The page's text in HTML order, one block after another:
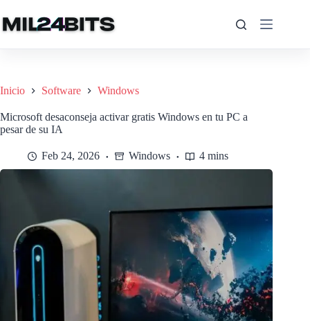
al
contenido
Inicio Software Windows
Microsoft desaconseja activar gratis Windows en tu PC a
pesar de su IA
Feb 24, 2026 Windows 4 mins